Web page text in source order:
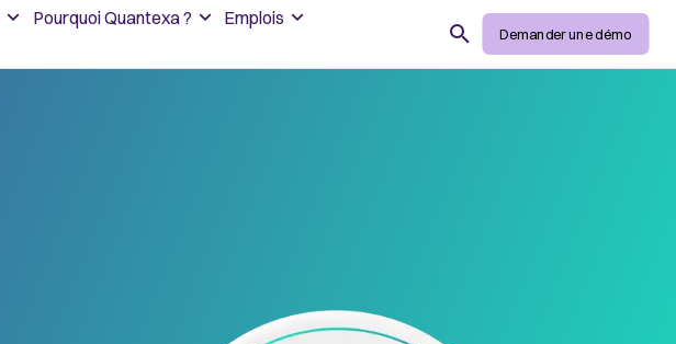
Pourquoi Quantexa ? Emplois
Search Demander une démo